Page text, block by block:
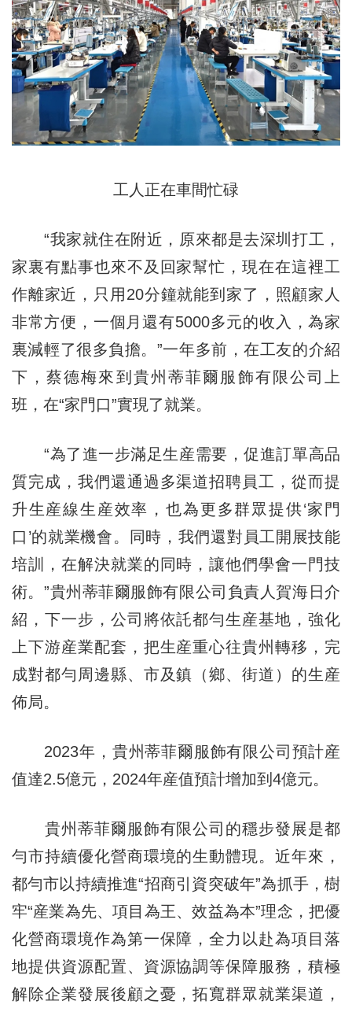
工人正在車間忙碌
“我家就住在附近，原來都是去深圳打工，
家裏有點事也來不及回家幫忙，現在在這裡工
作離家近，只用20分鐘就能到家了，照顧家人
非常方便，一個月還有5000多元的收入，為家
裏減輕了很多負擔。”一年多前，在工友的介紹
下，蔡德梅來到貴州蒂菲爾服飾有限公司上
班，在“家門口”實現了就業。
“為了進一步滿足生産需要，促進訂單高品
質完成，我們還通過多渠道招聘員工，從而提
升生産線生産效率，也為更多群眾提供‘家門
口’的就業機會。同時，我們還對員工開展技能
培訓，在解決就業的同時，讓他們學會一門技
術。”貴州蒂菲爾服飾有限公司負責人賀海日介
紹，下一步，公司將依託都勻生産基地，強化
上下游産業配套，把生産重心往貴州轉移，完
成對都勻周邊縣、市及鎮（鄉、街道）的生産
佈局。
2023年，貴州蒂菲爾服飾有限公司預計産
值達2.5億元，2024年産值預計增加到4億元。
貴州蒂菲爾服飾有限公司的穩步發展是都
勻市持續優化營商環境的生動體現。近年來，
都勻市以持續推進“招商引資突破年”為抓手，樹
牢“産業為先、項目為王、效益為本”理念，把優
化營商環境作為第一保障，全力以赴為項目落
地提供資源配置、資源協調等保障服務，積極
解除企業發展後顧之憂，拓寬群眾就業渠道，